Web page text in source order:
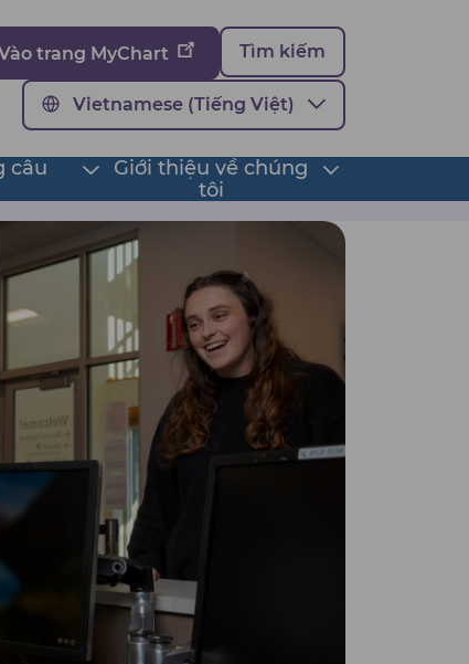
trang MyChart Tìm kiếm
Vietnamese (Tiếng Việt)
câu
ToggleGiới thiệu về chúng
tôi
Toggle